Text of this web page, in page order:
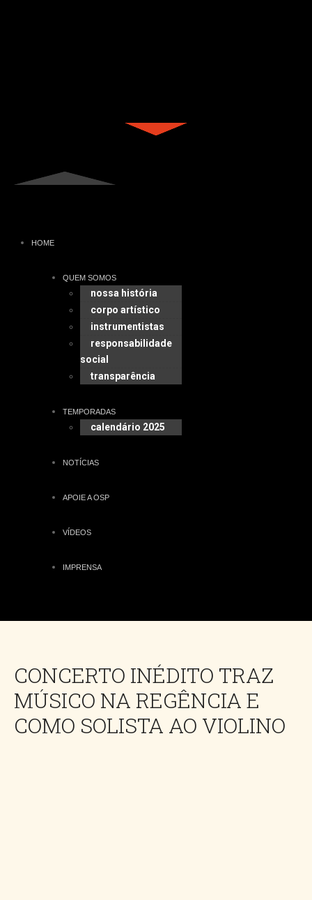
HOME
QUEM SOMOS
nossa história
corpo artístico
instrumentistas
responsabilidade
social
transparência
TEMPORADAS
calendário 2025
NOTÍCIAS
APOIE A OSP
VÍDEOS
IMPRENSA
CONCERTO INÉDITO TRAZ
MÚSICO NA REGÊNCIA E
COMO SOLISTA AO VIOLINO